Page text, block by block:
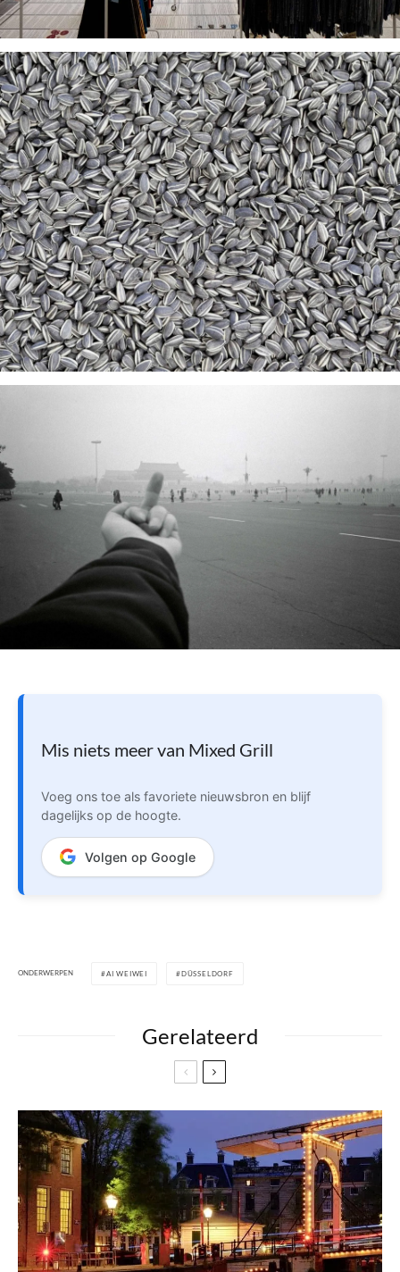
Mis niets meer van Mixed Grill
Voeg ons toe als favoriete nieuwsbron en blijf
dagelijks op de hoogte.
Volgen op Google
ONDERWERPEN AI WEIWEI DÜSSELDORF
Gerelateerd